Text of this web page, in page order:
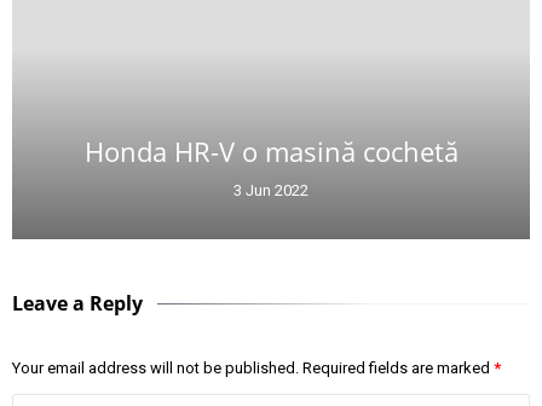
Honda HR-V o masină cochetă
3 Jun 2022
Leave a Reply
Your email address will not be published. Required fields are marked *